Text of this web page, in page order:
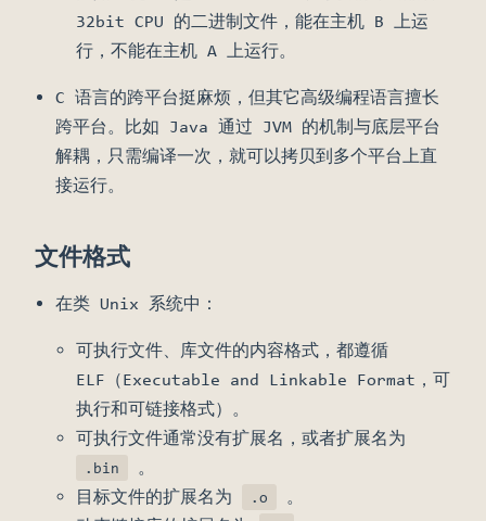
32bit CPU 的二进制文件，能在主机 B 上运
行，不能在主机 A 上运行。
C 语言的跨平台挺麻烦，但其它高级编程语言擅长
跨平台。比如 Java 通过 JVM 的机制与底层平台
解耦，只需编译一次，就可以拷贝到多个平台上直
接运行。
文件格式
在类 Unix 系统中：
可执行文件、库文件的内容格式，都遵循
ELF（Executable and Linkable Format，可
执行和可链接格式）。
可执行文件通常没有扩展名，或者扩展名为
.bin
。
目标文件的扩展名为
.o
。